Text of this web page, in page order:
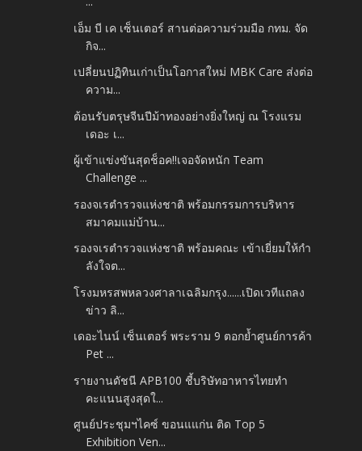
เอ็ม บี เค เซ็นเตอร์ สานต่อความร่วมมือ กทม. จัด
กิจ...
เปลี่ยนปฏิทินเก่าเป็นโอกาสใหม่ MBK Care ส่งต่อ
ความ...
ต้อนรับตรุษจีนปีม้าทองอย่างยิ่งใหญ่ ณ โรงแรม
เดอะ เ...
ผู้เข้าแข่งขันสุดช็อค!!เจอจัดหนัก Team
Challenge ...
รองจเรตำรวจแห่งชาติ พร้อมกรรมการบริหาร
สมาคมแม่บ้าน...
รองจเรตำรวจแห่งชาติ พร้อมคณะ เข้าเยี่ยมให้กำ
ลังใจต...
โรงมหรสพหลวงศาลาเฉลิมกรุง......เปิดเวทีแถลง
ข่าว ลิ...
เดอะไนน์ เซ็นเตอร์ พระราม 9 ตอกย้ำศูนย์การค้า
Pet ...
รายงานดัชนี APB100 ชี้บริษัทอาหารไทยทำ
คะแนนสูงสุดใ...
ศูนย์ประชุมฯไคซ์ ขอนแแก่น ติด Top 5
Exhibition Ven...